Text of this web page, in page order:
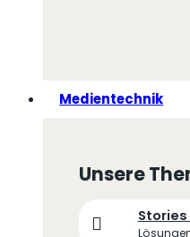
Medientechnik
Unsere